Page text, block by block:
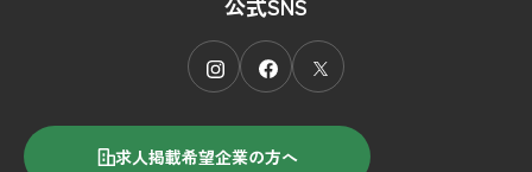
求人掲載希望企業の方へ
支配人
北関東
パート・アルバイト
キーワードから探す